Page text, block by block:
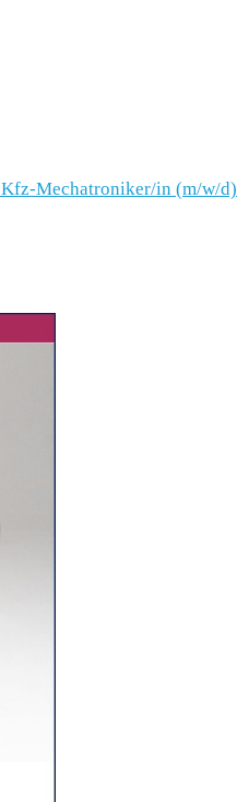
Kfz-Mechatroniker/in (m/w/d)